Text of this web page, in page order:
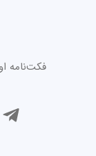
فکت‌نامه